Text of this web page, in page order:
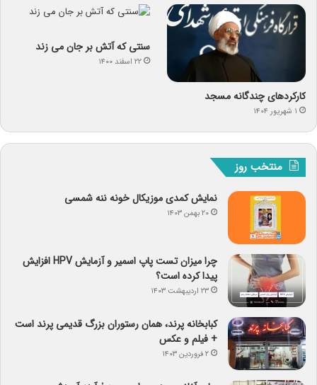
کارکردهای چندگانه مسجد
۱ شهریور ۱۴۰۴
سنتی که آتش بر جان می زند
۲۲ اسفند ۱۴۰۰
منتخب روز
نمایش کمدی موزیکال خونه ننه شمسی
۲۰ بهمن ۱۴۰۳
چرا میزان تست پاپ اسمیر و آزمایش HPV افزایش
پیدا کرده است؟
۲۳ اردیبهشت ۱۴۰۳
کبابخانه پرند، همان رستوران بزرگ قدیمی پرند است
+ فیلم و عکس
۲ فروردین ۱۴۰۳